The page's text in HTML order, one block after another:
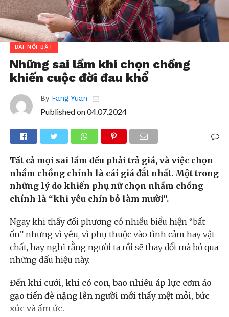
BÀI NỔI BẬT
Những sai lầm khi chọn chồng
khiến cuộc đời đau khổ
By Fang Yuan
Published on04.07.2024
Tất cả mọi sai lầm đều phải trả giá, và việc chọn
nhầm chồng chính là cái giá đắt nhất. Một trong
những lý do khiến phụ nữ chọn nhầm chồng
chính là “khi yêu chín bỏ làm mười”.
Ngay khi thấy đối phương có nhiều biểu hiện “bất
ổn” nhưng vì yêu, vì phụ thuộc vào tình cảm hay vật
chất, hay nghĩ rằng người ta rồi sẽ thay đổi mà bỏ qua
những dấu hiệu này.
Đến khi cưới, khi có con, bao nhiêu áp lực cơm áo
gạo tiền đè nặng lên người mới thấy mệt mỏi, bức
xúc và ấm ức.